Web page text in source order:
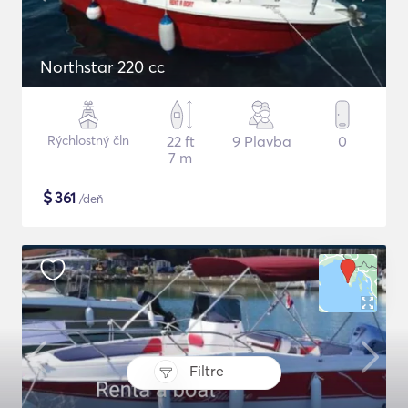
Filtre
Northstar 220 cc
Rýchlostný čln
22 ft
7 m
9 Plavba 0
$361 /deň